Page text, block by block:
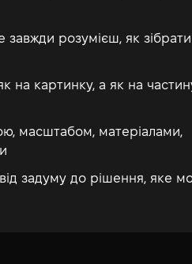
розумієш, як зібрати
на картинку, а як на
масштабом, матеріалами,
задуму до рішення, яке